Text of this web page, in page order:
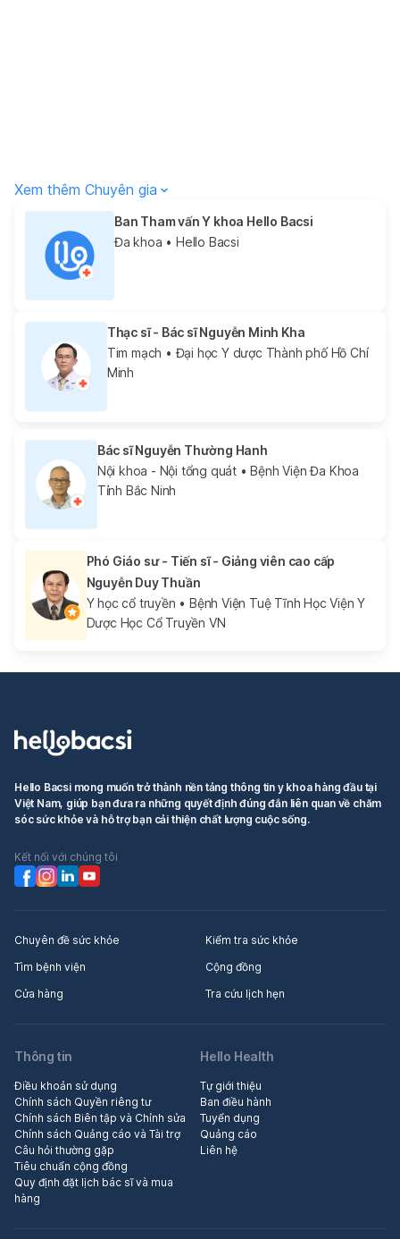
Xem thêm Chuyên gia
Ban Tham vấn Y khoa Hello Bacsi
Đa khoa • Hello Bacsi
Thạc sĩ - Bác sĩ Nguyễn Minh Kha
Tim mạch • Đại học Y dược Thành phố Hồ Chí
Minh
Bác sĩ Nguyễn Thường Hanh
Nội khoa - Nội tổng quát• Bệnh Viện Đa Khoa
Tỉnh Bắc Ninh
Phó Giáo sư - Tiến sĩ - Giảng viên cao cấp
Nguyễn Duy Thuần
Y học cổ truyền • Bệnh Viện Tuệ Tĩnh Học Viện Y
Dược Học Cổ Truyền VN
Hello Bacsi mong muốn trở thành nền tảng thông tin y khoa hàng đầu tại
Việt Nam, giúp bạn đưa ra những quyết định đúng đắn liên quan về chăm
sóc sức khỏe và hỗ trợ bạn cải thiện chất lượng cuộc sống.
Kết nối với chúng tôi
Chuyên đề sức khỏe
Kiểm tra sức khỏe
Tìm bệnh viện
Cộng đồng
Cửa hàng
Tra cứu lịch hẹn
Thông tin
Điều khoản sử dụng
Chính sách Quyền riêng tư
Chính sách Biên tập và Chỉnh sửa
Chính sách Quảng cáo và Tài trợ
Câu hỏi thường gặp
Tiêu chuẩn cộng đồng
Quy định đặt lịch bác sĩ và mua
hàng
Hello Health
Tự giới thiệu
Ban điều hành
Tuyển dụng
Quảng cáo
Liên hệ